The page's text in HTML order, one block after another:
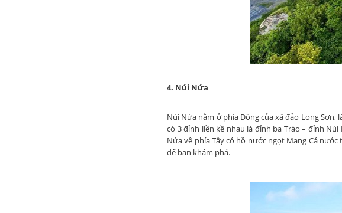
4. Núi Nứa
Núi Nứa nằm ở phía Đông của xã đảo Long
có 3 đỉnh liền kề nhau là đỉnh ba Trào – đỉnh
Nứa về phía Tây có hồ nước ngọt Mang Cá
để bạn khám phá.